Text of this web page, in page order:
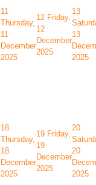
11
Thursday,
11
December
2025
12 Friday,
12
December
2025
13
13
2025
18
Thursday,
18
December
2025
19 Friday,
19
December
2025
20
20
2025